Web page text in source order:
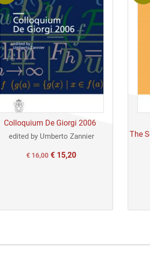
Colloquium De Giorgi 2006
edited by Umberto Zannier
Il
€ 16,00Il€ 15,20
The